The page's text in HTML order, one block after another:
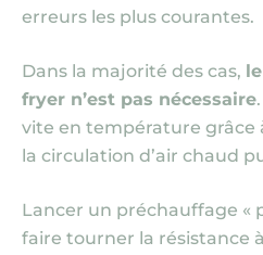
erreurs les plus courantes.
Dans la majorité des cas,
fryer n’est pas nécessaire
vite en température grâce
la circulation d’air chaud
Lancer un préchauffage «
faire tourner la résistance